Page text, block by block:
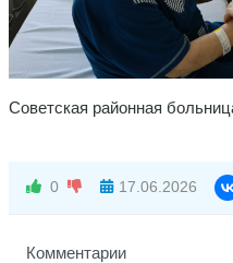
Советская районная
0 17.06.2026
Комментарии